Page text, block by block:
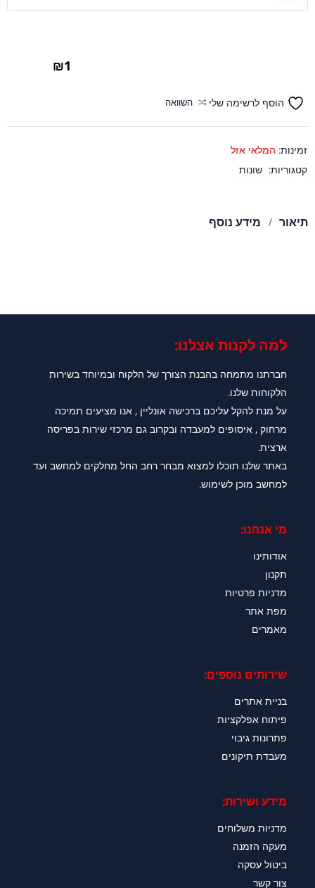
₪1
הוסף לרשימה שלי השוואה
זמינות: המלאי אזל
קטגוריות: שונות
תיאור מידע נוסף
למה לקנות אצלנו:​
חברתנו מתמחה בהבנת הצורך של הלקוח ובמיוחד בשירות
הלקוחות שלנו.
על מנת להקל עליכם ברכישה אונליין , אנו מציעים תמיכה
מרחוק , איסופים למעבדה ובקרוב גם מרכזי שירות בפריסה
ארצית.
באתר שלנו תוכלו למצוא מבחר רחב החל מחלקים למחשב ועד
למחשב מוכן לשימוש.
מי אנחנו:
אודותינו
תקנון
מדניות פרטיות
מפת אתר
מאמרים
שירותים נוספים:
בניית אתרים
פיתוח אפלקציות
פתרונות גיבוי
מעבדת תיקונים
מידע ושירות:
מדניות משלוחים
מעקה הזמנה
ביטול עסקה
צור קשר